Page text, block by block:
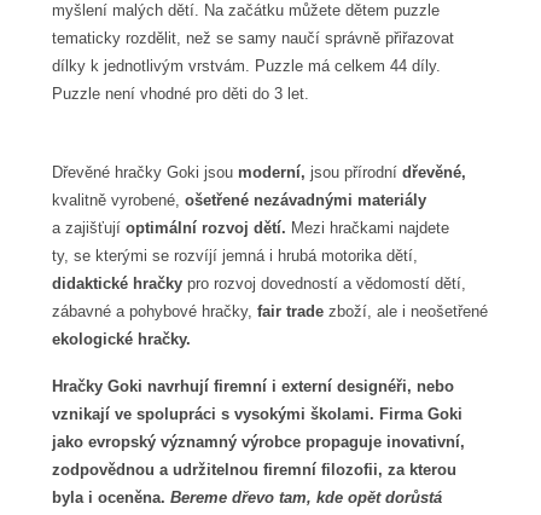
myšlení malých dětí. Na začátku můžete dětem puzzle
tematicky rozdělit, než se samy naučí správně přiřazovat
dílky k jednotlivým vrstvám. Puzzle má celkem 44 díly.
Puzzle není vhodné pro děti do 3 let.
Dřevěné hračky Goki jsou moderní, jsou přírodní dřevěné,
kvalitně vyrobené, ošetřené nezávadnými materiály
a zajišťují optimální rozvoj dětí. Mezi hračkami najdete
ty, se kterými se rozvíjí jemná i hrubá motorika dětí,
didaktické hračky pro rozvoj dovedností a vědomostí dětí,
zábavné a pohybové hračky, fair trade zboží, ale i neošetřené
ekologické hračky.
Hračky Goki navrhují firemní i externí designéři, nebo
vznikají ve spolupráci s vysokými školami. Firma Goki
jako evropský významný výrobce propaguje inovativní,
zodpovědnou a udržitelnou firemní filozofii, za kterou
byla i oceněna. Bereme dřevo tam, kde opět dorůstá